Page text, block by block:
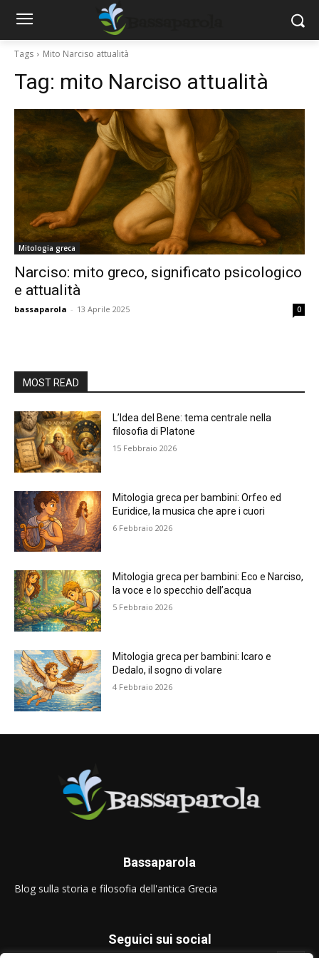
Tags Mito Narciso attualità
Tag: mito Narciso attualità
Mitologia greca
Narciso: mito greco, significato psicologico
e attualità
bassaparola - 13 Aprile 2025 0
MOST READ
L’Idea del Bene: tema centrale nella
filosofia di Platone
15 Febbraio 2026
Mitologia greca per bambini: Orfeo ed
Euridice, la musica che apre i cuori
6 Febbraio 2026
Mitologia greca per bambini: Eco e Narciso,
la voce e lo specchio dell’acqua
5 Febbraio 2026
Mitologia greca per bambini: Icaro e
Dedalo, il sogno di volare
4 Febbraio 2026
Bassaparola
Blog sulla storia e filosofia dell'antica Grecia
Seguici sui social